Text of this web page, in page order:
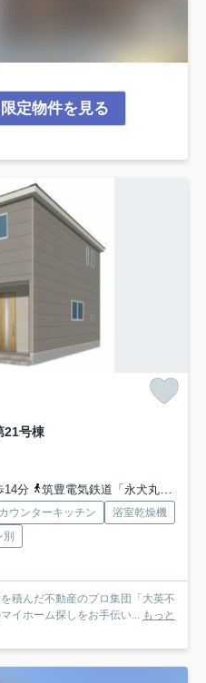
定物件を見る
21号棟
14分
筑豊電気鉄道「永犬丸」駅 徒歩16分
カウンターキッチン
浴室乾燥機
積んだ不動産のプロ集団「大英不
イホーム探しをお手伝い... もっと